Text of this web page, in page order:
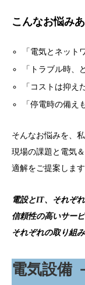
こんなお悩み
「電気とネット
「トラブル時、
「コストは抑え
「停電時の備え
そんなお悩みを、
現場の課題と電気
適解をご提案します
電設とIT、それぞ
信頼性の高いサー
それぞれの取り組
電気設備